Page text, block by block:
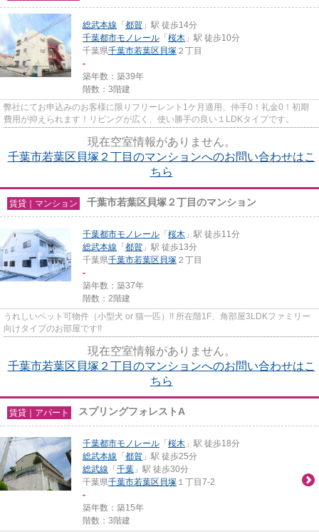
総武本線 「 都賀 」駅 徒歩14分
千葉都市モノレール 「 桜木 」駅 徒歩10分
千葉県千葉市若葉区 貝塚 ２丁目
-
築年数：築39年
階数：3階建
弊社にてお申込みのお客様に限りフリーレント1ケ月適用、仲手0！礼金0！初期
費用が抑えられます！リビングが広く、使い勝手の良い１LDKタイプです。
現在空室情報がありません。
千葉市若葉区貝塚２丁目のマンションへのお問い合わせはこ
ちら
賃貸｜マンション 千葉市若葉区貝塚２丁目のマンション
千葉都市モノレール 「 桜木 」駅 徒歩11分
総武本線 「 都賀 」駅 徒歩13分
千葉県千葉市若葉区 貝塚 ２丁目
-
築年数：築37年
階数：2階建
うれしいペット可物件（小型犬 or 猫一匹）!! 所在階1F、角部屋3LDKファミリー
向けタイプのお部屋です!!
現在空室情報がありません。
千葉市若葉区貝塚２丁目のマンションへのお問い合わせはこ
ちら
賃貸｜アパート スプリングフォレストA
千葉都市モノレール 「 桜木 」駅 徒歩18分
総武本線 「 都賀 」駅 徒歩25分
総武線 「 千葉 」駅 徒歩30分
千葉県千葉市若葉区 貝塚 １丁目7-2
-
築年数：築15年
階数：3階建